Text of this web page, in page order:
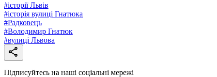
#історії Львів
#історія вулиці Гнатюка
#Радковець
#Володимир Гнатюк
#вулиці Львова
Підписуйтесь на наші соціальні мережі